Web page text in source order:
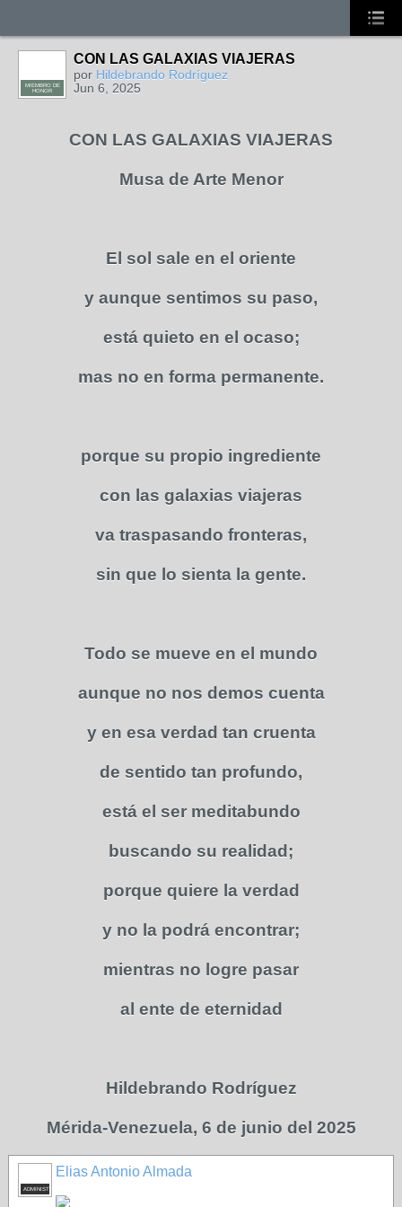
MIEMBRO DE
HONOR
CON LAS GALAXIAS VIAJERAS
por Hildebrando Rodríguez
Jun 6, 2025
CON LAS GALAXIAS VIAJERAS
Musa de Arte Menor
El sol sale en el oriente
y aunque sentimos su paso,
está quieto en el ocaso;
mas no en forma permanente.
porque su propio ingrediente
con las galaxias viajeras
va traspasando fronteras,
sin que lo sienta la gente.
Todo se mueve en el mundo
aunque no nos demos cuenta
y en esa verdad tan cruenta
de sentido tan profundo,
está el ser meditabundo
buscando su realidad;
porque quiere la verdad
y no la podrá encontrar;
mientras no logre pasar
al ente de eternidad
Hildebrando Rodríguez
Mérida-Venezuela, 6 de junio del 2025
ADMINISTRADOR
Elias Antonio Almada